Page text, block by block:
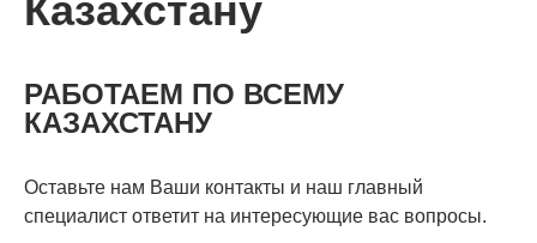
РАБОТАЕМ ПО ВСЕМУ
КАЗАХСТАНУ
Оставьте нам Ваши контакты и наш главный
специалист ответит на интересующие вас вопросы.